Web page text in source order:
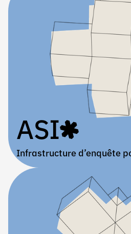
ASI
Infrastructure d’enquête